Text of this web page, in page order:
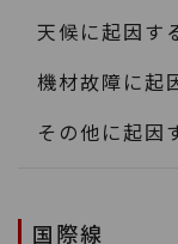
天候に起因す
機材故障に起
その他に起因
国際線